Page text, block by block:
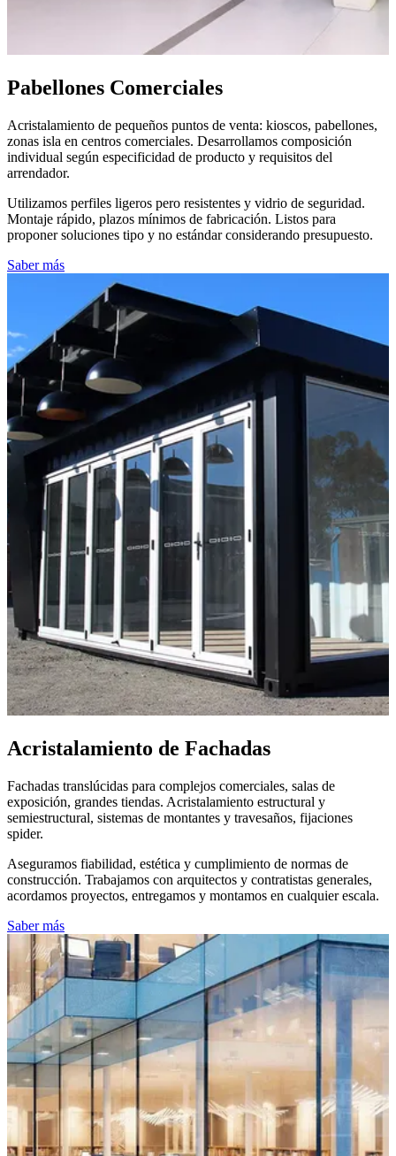
Pabellones Comerciales
Acristalamiento de pequeños puntos de venta: kioscos, pabellones,
zonas isla en centros comerciales. Desarrollamos composición
individual según especificidad de producto y requisitos del
arrendador.
Utilizamos perfiles ligeros pero resistentes y vidrio de seguridad.
Montaje rápido, plazos mínimos de fabricación. Listos para
proponer soluciones tipo y no estándar considerando presupuesto.
Saber más
Acristalamiento de Fachadas
Fachadas translúcidas para complejos comerciales, salas de
exposición, grandes tiendas. Acristalamiento estructural y
semiestructural, sistemas de montantes y travesaños, fijaciones
spider.
Aseguramos fiabilidad, estética y cumplimiento de normas de
construcción. Trabajamos con arquitectos y contratistas generales,
acordamos proyectos, entregamos y montamos en cualquier escala.
Saber más